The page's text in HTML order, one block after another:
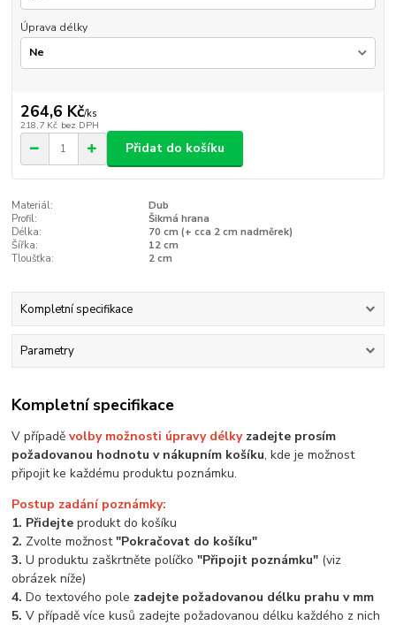
Úprava délky
264,6 Kč/ks
218,7 Kč bez DPH
Přidat do košíku
Materiál:
Dub
Profil:
Šikmá hrana
Délka:
70 cm (+ cca 2 cm nadměrek)
Šířka:
12 cm
Tloušťka:
2 cm
Kompletní specifikace
Parametry
Kompletní specifikace
V případěvolby možnosti úpravy délkyzadejte prosím
požadovanou hodnotu v nákupním košíku, kde je možnost
připojit ke každému produktu poznámku.
Postup zadání poznámky:
1. Přidejte produkt do košíku
2. Zvolte možnost"Pokračovat do košíku"
3.U produktu zaškrtněte políčko"Připojit poznámku" (viz
obrázek níže)
4.Do textového pole zadejte požadovanou délku prahu v mm
5.V případě více kusů zadejte požadovanou délku každého z nich